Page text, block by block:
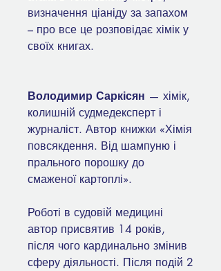
визначення ціаніду за запахом
– про все це розповідає хімік у
своїх книгах.
Володимир Саркісян — хімік,
колишній судмедексперт і
журналіст. Автор книжки «Хімія
повсякдення. Від шампуню і
прального порошку до
смаженої картоплі».
Роботі в судовій медицині
автор присвятив 14 років,
після чого кардинально змінив
сферу діяльності. Після подій 2